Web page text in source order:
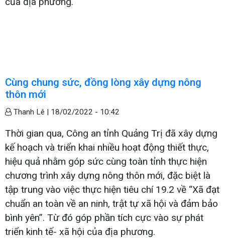
Cùng chung sức, đồng lòng xây dựng nông
thôn mới
Thanh Lê | 18/02/2022 - 10:42
Thời gian qua, Công an tỉnh Quảng Trị đã xây dựng
kế hoạch và triển khai nhiều hoạt động thiết thực,
hiệu quả nhằm góp sức cùng toàn tỉnh thực hiện
chương trình xây dựng nông thôn mới, đặc biệt là
tập trung vào việc thực hiện tiêu chí 19.2 về “Xã đạt
chuẩn an toàn về an ninh, trật tự xã hội và đảm bảo
bình yên”. Từ đó góp phần tích cực vào sự phát
triển kinh tế- xã hội của địa phương.